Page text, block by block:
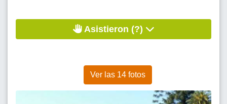
Asistieron (?)
Ver las 14 fotos